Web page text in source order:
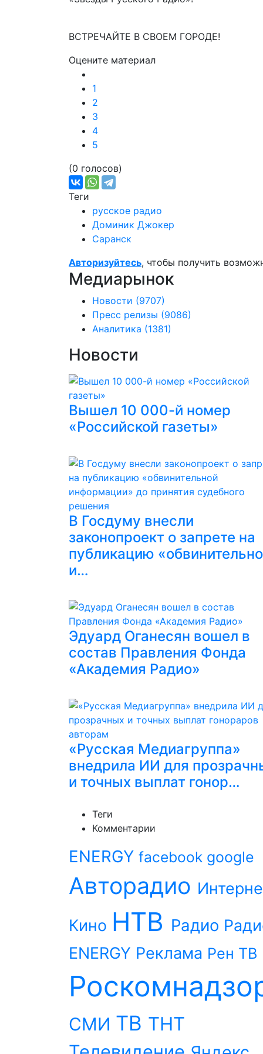
ВСТРЕЧАЙТЕ В СВОЕМ ГОРОДЕ!
Оцените материал
1
2
3
4
5
(0 голосов)
Теги
русское радио
Доминик Джокер
Саранск
Авторизуйтесь, чтобы получить
Медиарынок
Новости (9707)
Пресс релизы (9086)
Аналитика (1381)
Новости
Вышел 10 000-й номер
«Российской газеты»
В Госдуму внесли
законопроект о запрете на
публикацию
и…
Эдуард Оганесян вошел в
состав Правления Фонда
«Академия Радио»
«Русская Медиагруппа»
внедрила ИИ для
и точных выплат гонор…
Теги
Комментарии
ENERGY facebook google
Авторадио
Кино НТВ Радио
ENERGY Реклама Рен ТВ
СМИ ТВ ТНТ